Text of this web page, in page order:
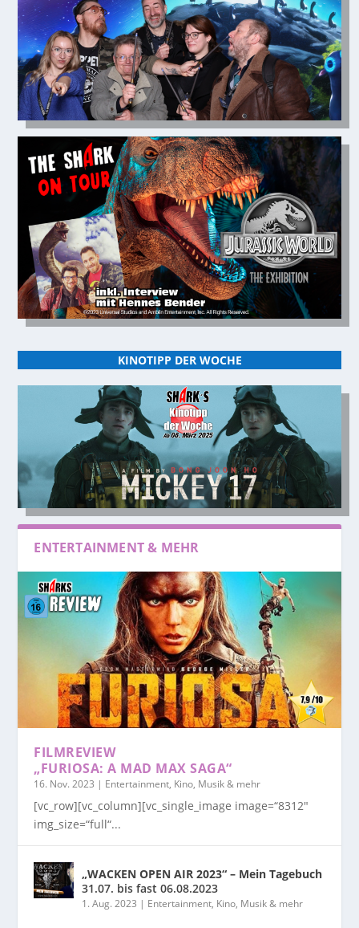
KINOTIPP DER WOCHE
ENTERTAINMENT & MEHR
FILMREVIEW
„FURIOSA: A MAD MAX SAGA“
16. Nov. 2023 | Entertainment, Kino, Musik & mehr
[vc_row][vc_column][vc_single_image image=“8312″
img_size=“full“...
„WACKEN OPEN AIR 2023“ – Mein Tagebuch
31.07. bis fast 06.08.2023
1. Aug. 2023 | Entertainment, Kino, Musik & mehr